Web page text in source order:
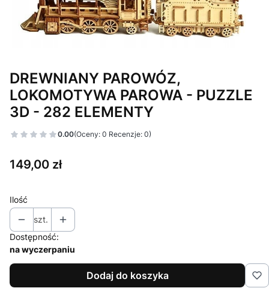
DREWNIANY PAROWÓZ,
LOKOMOTYWA PAROWA - PUZZLE
3D - 282 ELEMENTY
0.00(Oceny: 0 Recenzje: 0)
Cena
149,00 zł
Ilość
szt.
Dostępność:
na wyczerpaniu
Dodaj do koszyka